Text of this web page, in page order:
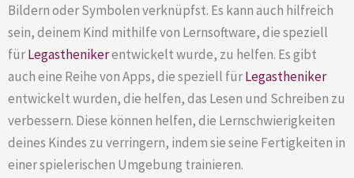
Bildern oder Symbolen verknüpfst. Es kann auch hilfreich
sein, deinem Kind mithilfe von Lernsoftware, die speziell
fürLegasthenikerentwickelt wurde, zu helfen. Es gibt
auch eine Reihe von Apps, die speziell fürLegastheniker
entwickelt wurden, die helfen, das Lesen und Schreiben zu
verbessern. Diese können helfen, die Lernschwierigkeiten
deines Kindes zu verringern, indem sie seine Fertigkeiten in
einer spielerischen Umgebung trainieren.